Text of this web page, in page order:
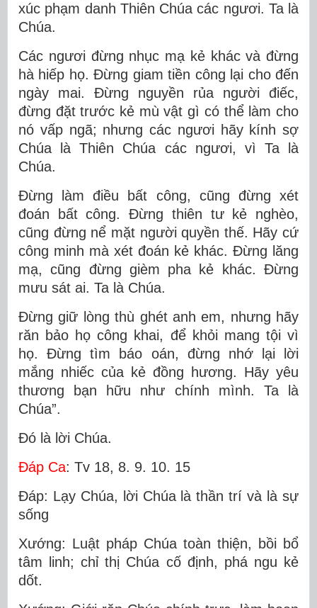
xúc phạm danh Thiên Chúa các ngươi. Ta là
Chúa.
Các ngươi đừng nhục mạ kẻ khác và đừng
hà hiếp họ. Ðừng giam tiền công lại cho đến
ngày mai. Ðừng nguyền rủa người điếc,
đừng đặt trước kẻ mù vật gì có thể làm cho
nó vấp ngã; nhưng các ngươi hãy kính sợ
Chúa là Thiên Chúa các ngươi, vì Ta là
Chúa.
Ðừng làm điều bất công, cũng đừng xét
đoán bất công. Ðừng thiên tư kẻ nghèo,
cũng đừng nể mặt người quyền thế. Hãy cứ
công minh mà xét đoán kẻ khác. Ðừng lăng
mạ, cũng đừng gièm pha kẻ khác. Ðừng
mưu sát ai. Ta là Chúa.
Ðừng giữ lòng thù ghét anh em, nhưng hãy
răn bảo họ công khai, để khỏi mang tội vì
họ. Ðừng tìm báo oán, đừng nhớ lại lời
mắng nhiếc của kẻ đồng hương. Hãy yêu
thương bạn hữu như chính mình. Ta là
Chúa”.
Ðó là lời Chúa.
Ðáp Ca: Tv 18, 8. 9. 10. 15
Ðáp: Lạy Chúa, lời Chúa là thần trí và là sự
sống
Xướng: Luật pháp Chúa toàn thiện, bồi bổ
tâm linh; chỉ thị Chúa cố định, phá ngu kẻ
dốt.